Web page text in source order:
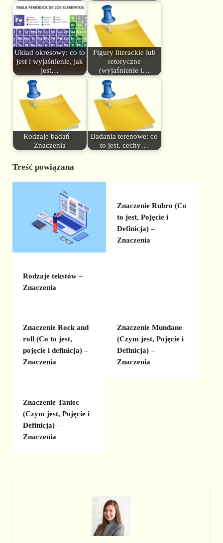
Układ okresowy: co to
jest i wyjaśnienie, jak
jest…
Figury literackie lub
retoryczne
(wyjaśnienie i…
Rodzaje badań –
Znaczenia
Badania terenowe: co
to jest, cechy…
Treść powiązana
Rodzaje tekstów –
Znaczenia
Znaczenie Rubro (Co
to jest, Pojęcie i
Definicja) –
Znaczenia
Znaczenie Rock and
roll (Co to jest,
pojęcie i definicja) –
Znaczenia
Znaczenie Mundane
(Czym jest, Pojęcie i
Definicja) –
Znaczenia
Znaczenie Taniec
(Czym jest, Pojęcie i
Definicja) –
Znaczenia